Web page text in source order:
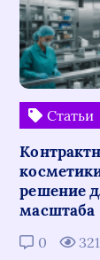
Статьи
решение
масштаба
0 321